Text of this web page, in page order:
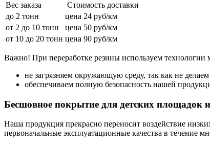
Вес заказа
Стоимость доставки
до 2 тонн
цена 24 руб/км
от 2 до 10 тонн
цена 50 руб/км
от 10 до 20 тонн цена 90 руб/км
Важно! При переработке резины используем технологии
не загрязняем окружающую среду, так как не
обеспечиваем полную безопасность нашей
Бесшовное покрытие для детских площадок
Наша продукция прекрасно переносит воздействие
первоначальные эксплуатационные качества в течение